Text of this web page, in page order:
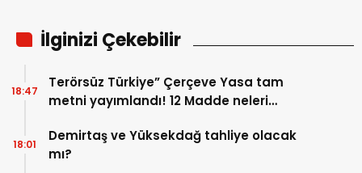
İlginizi Çekebilir
Terörsüz Türkiye” Çerçeve Yasa tam
metni yayımlandı! 12 Madde neleri
18:47
Demirtaş ve Yüksekdağ tahliye olacak
mı?
18:01